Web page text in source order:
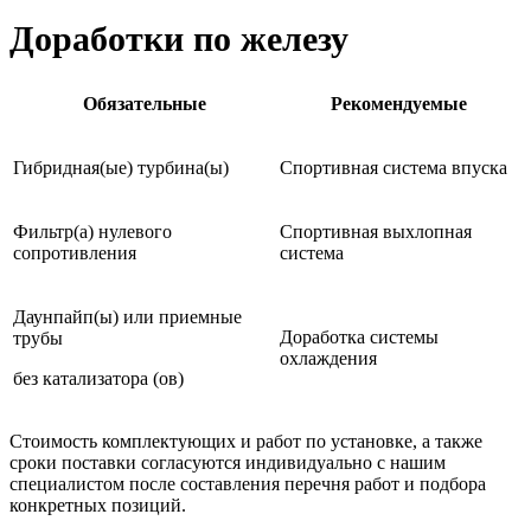
Доработки по железу
Обязательные Рекомендуемые
Гибридная(ые) турбина(ы) Спортивная система впуска
Фильтр(а) нулевого
сопротивления
Спортивная выхлопная
система
Даунпайп(ы) или приемные
трубы
без катализатора (ов)
Доработка системы
охлаждения
Стоимость комплектующих и работ по установке, а также
сроки поставки согласуются индивидуально с нашим
специалистом после составления перечня работ и подбора
конкретных позиций.